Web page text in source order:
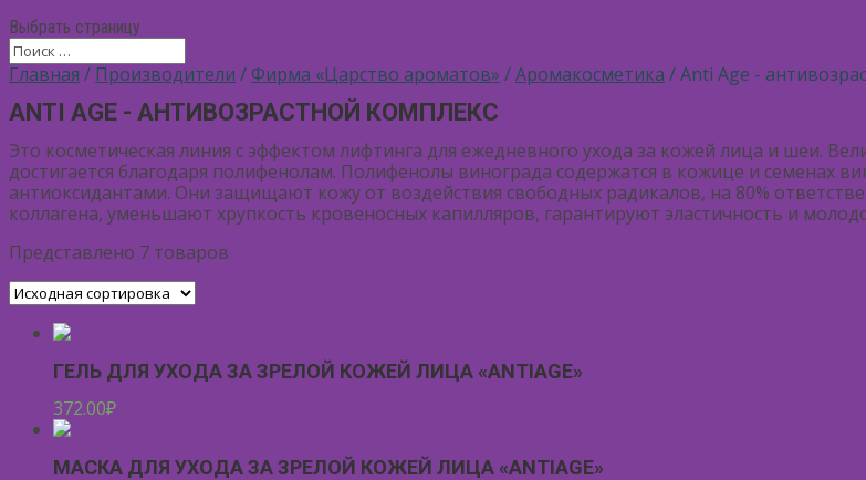
Выбрать страницу
Главная / Производители / Фирма «Царство ароматов» /Аромакосметика / Anti Age -
ANTI AGE - АНТИВОЗРАСТНОЙ КОМПЛЕКС
Это косметическая линия с эффектом лифтинга для ежедневного ухода за кожей лица и шеи.
достигается благодаря полифенолам. Полифенолы винограда содержатся в кожице и семенах
антиоксидантами. Они защищают кожу от воздействия свободных радикалов, на 80%
коллагена, уменьшают хрупкость кровеносных капилляров, гарантируют эластичность и
Представлено 7 товаров
ГЕЛЬ ДЛЯ УХОДА ЗА ЗРЕЛОЙ КОЖЕЙ ЛИЦА «ANTIAGE»
372.00₽
МАСКА ДЛЯ УХОДА ЗА ЗРЕЛОЙ КОЖЕЙ ЛИЦА «ANTIAGE»